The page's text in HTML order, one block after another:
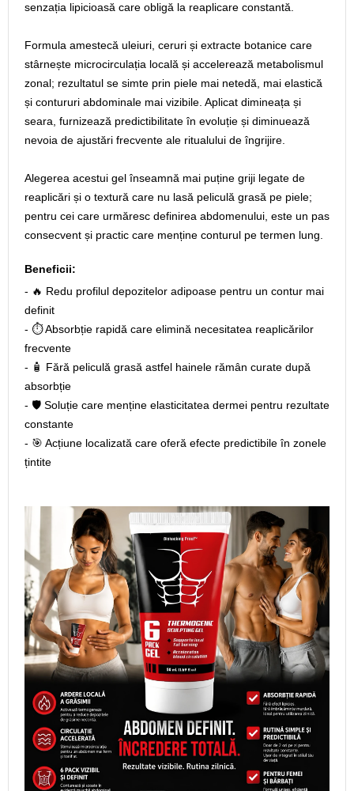
senzația lipicioasă care obligă la reaplicare constantă.
Formula amestecă uleiuri, ceruri și extracte botanice care
stârnește microcirculația locală și accelerează metabolismul
zonal; rezultatul se simte prin piele mai netedă, mai elastică
și contururi abdominale mai vizibile. Aplicat dimineața și
seara, furnizează predictibilitate în evoluție și diminuează
nevoia de ajustări frecvente ale ritualului de îngrijire.
Alegerea acestui gel înseamnă mai puține griji legate de
reaplicări și o textură care nu lasă peliculă grasă pe piele;
pentru cei care urmăresc definirea abdomenului, este un pas
consecvent și practic care menține conturul pe termen lung.
Beneficii:
- 🔥 Redu profilul depozitelor adipoase pentru un contur mai
definit
- ⏱️ Absorbție rapidă care elimină necesitatea reaplicărilor
frecvente
- 🧴 Fără peliculă grasă astfel hainele rămân curate după
absorbție
- 🛡️ Soluție care menține elasticitatea dermei pentru rezultate
constante
- 🎯 Acțiune localizată care oferă efecte predictibile în zonele
țintite